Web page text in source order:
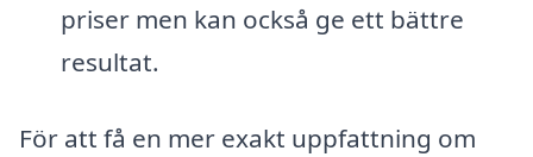
priser men kan också ge ett bättre
resultat.
För att få en mer exakt uppfattning om